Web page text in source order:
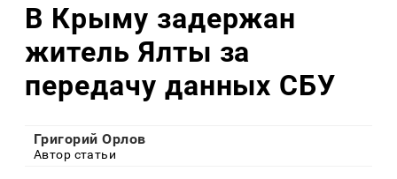
В Крыму задержан
житель Ялты за
передачу данных СБУ
Григорий Орлов
Автор статьи